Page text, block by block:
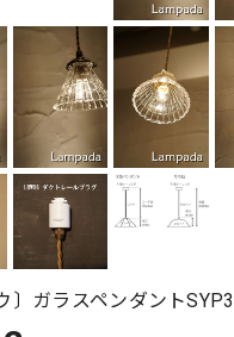
〕ガラスペンダント